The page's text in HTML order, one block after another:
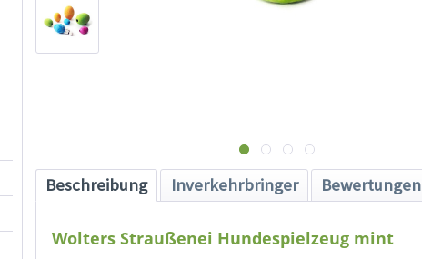
Beschreibung Inverkehrbringer Bewertungen
Wolters Straußenei Hundespielzeug mint